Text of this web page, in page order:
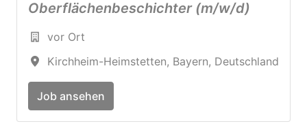
Oberflächenbeschichter (m/w/d)
vor Ort
Kirchheim-Heimstetten, Bayern, Deutschland
Job ansehen